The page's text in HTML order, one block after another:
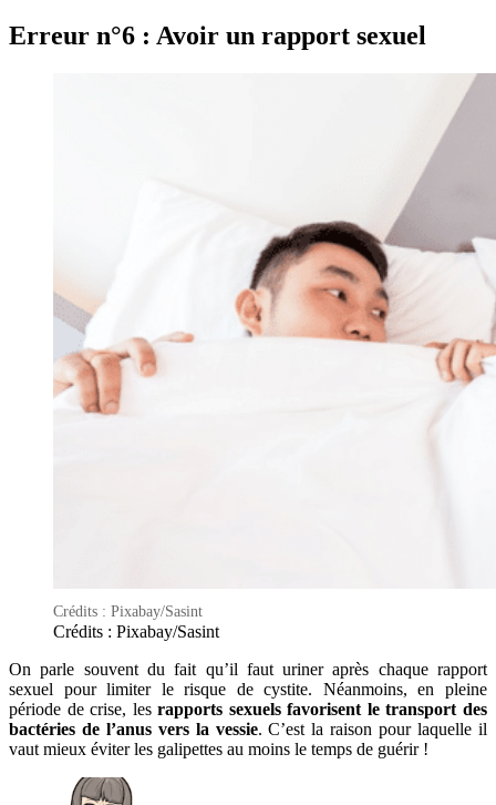
Erreur n°6 : Avoir un rapport sexuel
Crédits : Pixabay/Sasint
Crédits : Pixabay/Sasint
On parle souvent du fait qu’il faut uriner après chaque rapport
sexuel pour limiter le risque de cystite. Néanmoins, en pleine
période de crise, lesrapports sexuels favorisent le transport des
bactéries de l’anus vers la vessie. C’est la raison pour laquelle il
vaut mieux éviter les galipettes au moins le temps de guérir !